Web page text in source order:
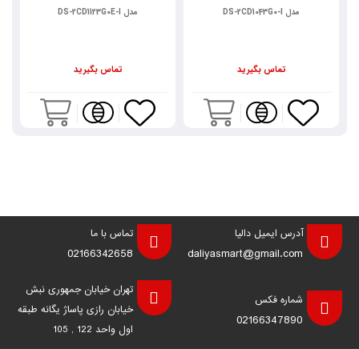
مدل DS-2CD1123G0E-I
تماس بگیرید
مدل DS-2CD1643G0-I
تماس بگیرید
آدرس ایمیل دالیا
daliyasmart@gmail.com
تماس با ما
02166342658
شماره فکس
02166347890
تهران خیابان جمهوری نبش
خیابان رازی پاساژ یگانه طبقه
اول واحد 122 , 105